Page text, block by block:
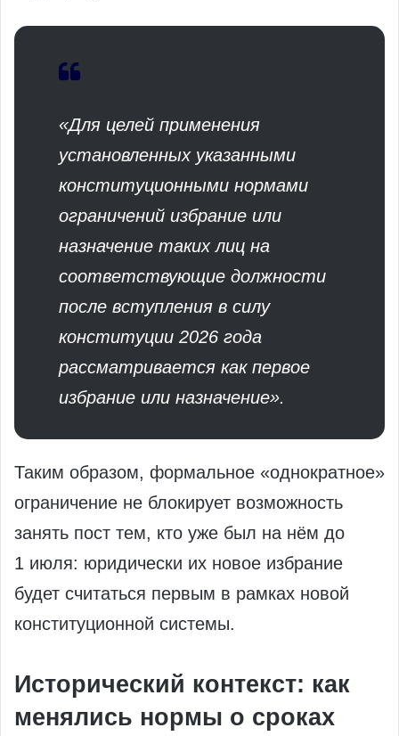
«Для целей применения
установленных указанными
конституционными нормами
ограничений избрание или
назначение таких лиц на
соответствующие должности
после вступления в силу
конституции 2026 года
рассматривается как первое
избрание или назначение».
Таким образом, формальное «однократное»
ограничение не блокирует возможность
занять пост тем, кто уже был на нём до
1 июля: юридически их новое избрание
будет считаться первым в рамках новой
конституционной системы.
Исторический контекст: как
менялись нормы о сроках